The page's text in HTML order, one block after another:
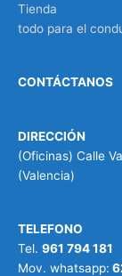
Tienda
todo para el
CONTÁCTANOS
DIRECCIÓN
(Oficinas) Calle
(Valencia)
TELEFONO
Tel. 961 794 181
Mov. whatsapp: